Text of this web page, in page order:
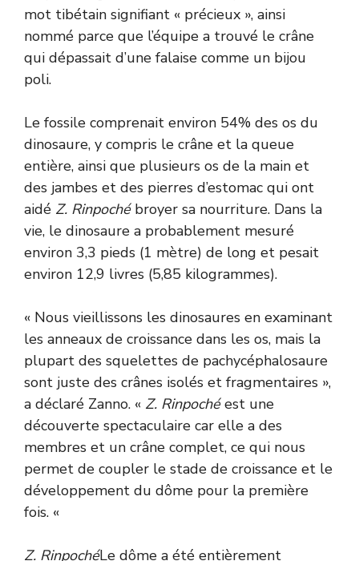
mot tibétain signifiant « précieux », ainsi
nommé parce que l’équipe a trouvé le crâne
qui dépassait d’une falaise comme un bijou
poli.
Le fossile comprenait environ 54% des os du
dinosaure, y compris le crâne et la queue
entière, ainsi que plusieurs os de la main et
des jambes et des pierres d’estomac qui ont
aidé Z. Rinpochébroyer sa nourriture. Dans la
vie, le dinosaure a probablement mesuré
environ 3,3 pieds (1 mètre) de long et pesait
environ 12,9 livres (5,85 kilogrammes).
« Nous vieillissons les dinosaures en examinant
les anneaux de croissance dans les os, mais la
plupart des squelettes de pachycéphalosaure
sont juste des crânes isolés et fragmentaires »,
a déclaré Zanno. « Z. Rinpochéest une
découverte spectaculaire car elle a des
membres et un crâne complet, ce qui nous
permet de coupler le stade de croissance et le
développement du dôme pour la première
fois. «
Z. RinpochéLe dôme a été entièrement